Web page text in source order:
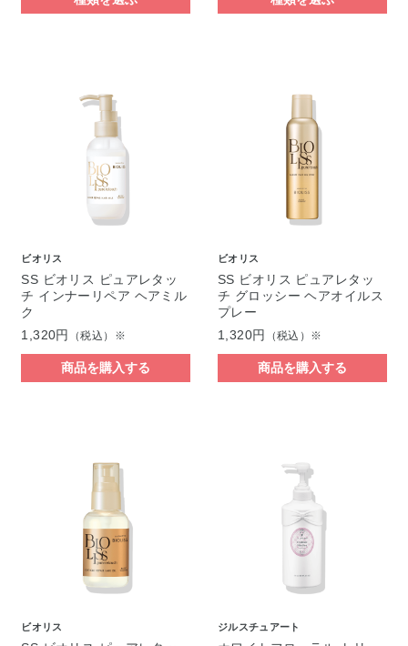
ビオリス
SS ビオリス ピュアレタッ
チ インナーリペア ヘアミル
ク
1,320円
（税込）※
商品を購入する
ビオリス
SS ビオリス ピュアレタッ
チ グロッシー ヘアオイルス
プレー
1,320円
（税込）※
商品を購入する
ビオリス ジルスチュアート